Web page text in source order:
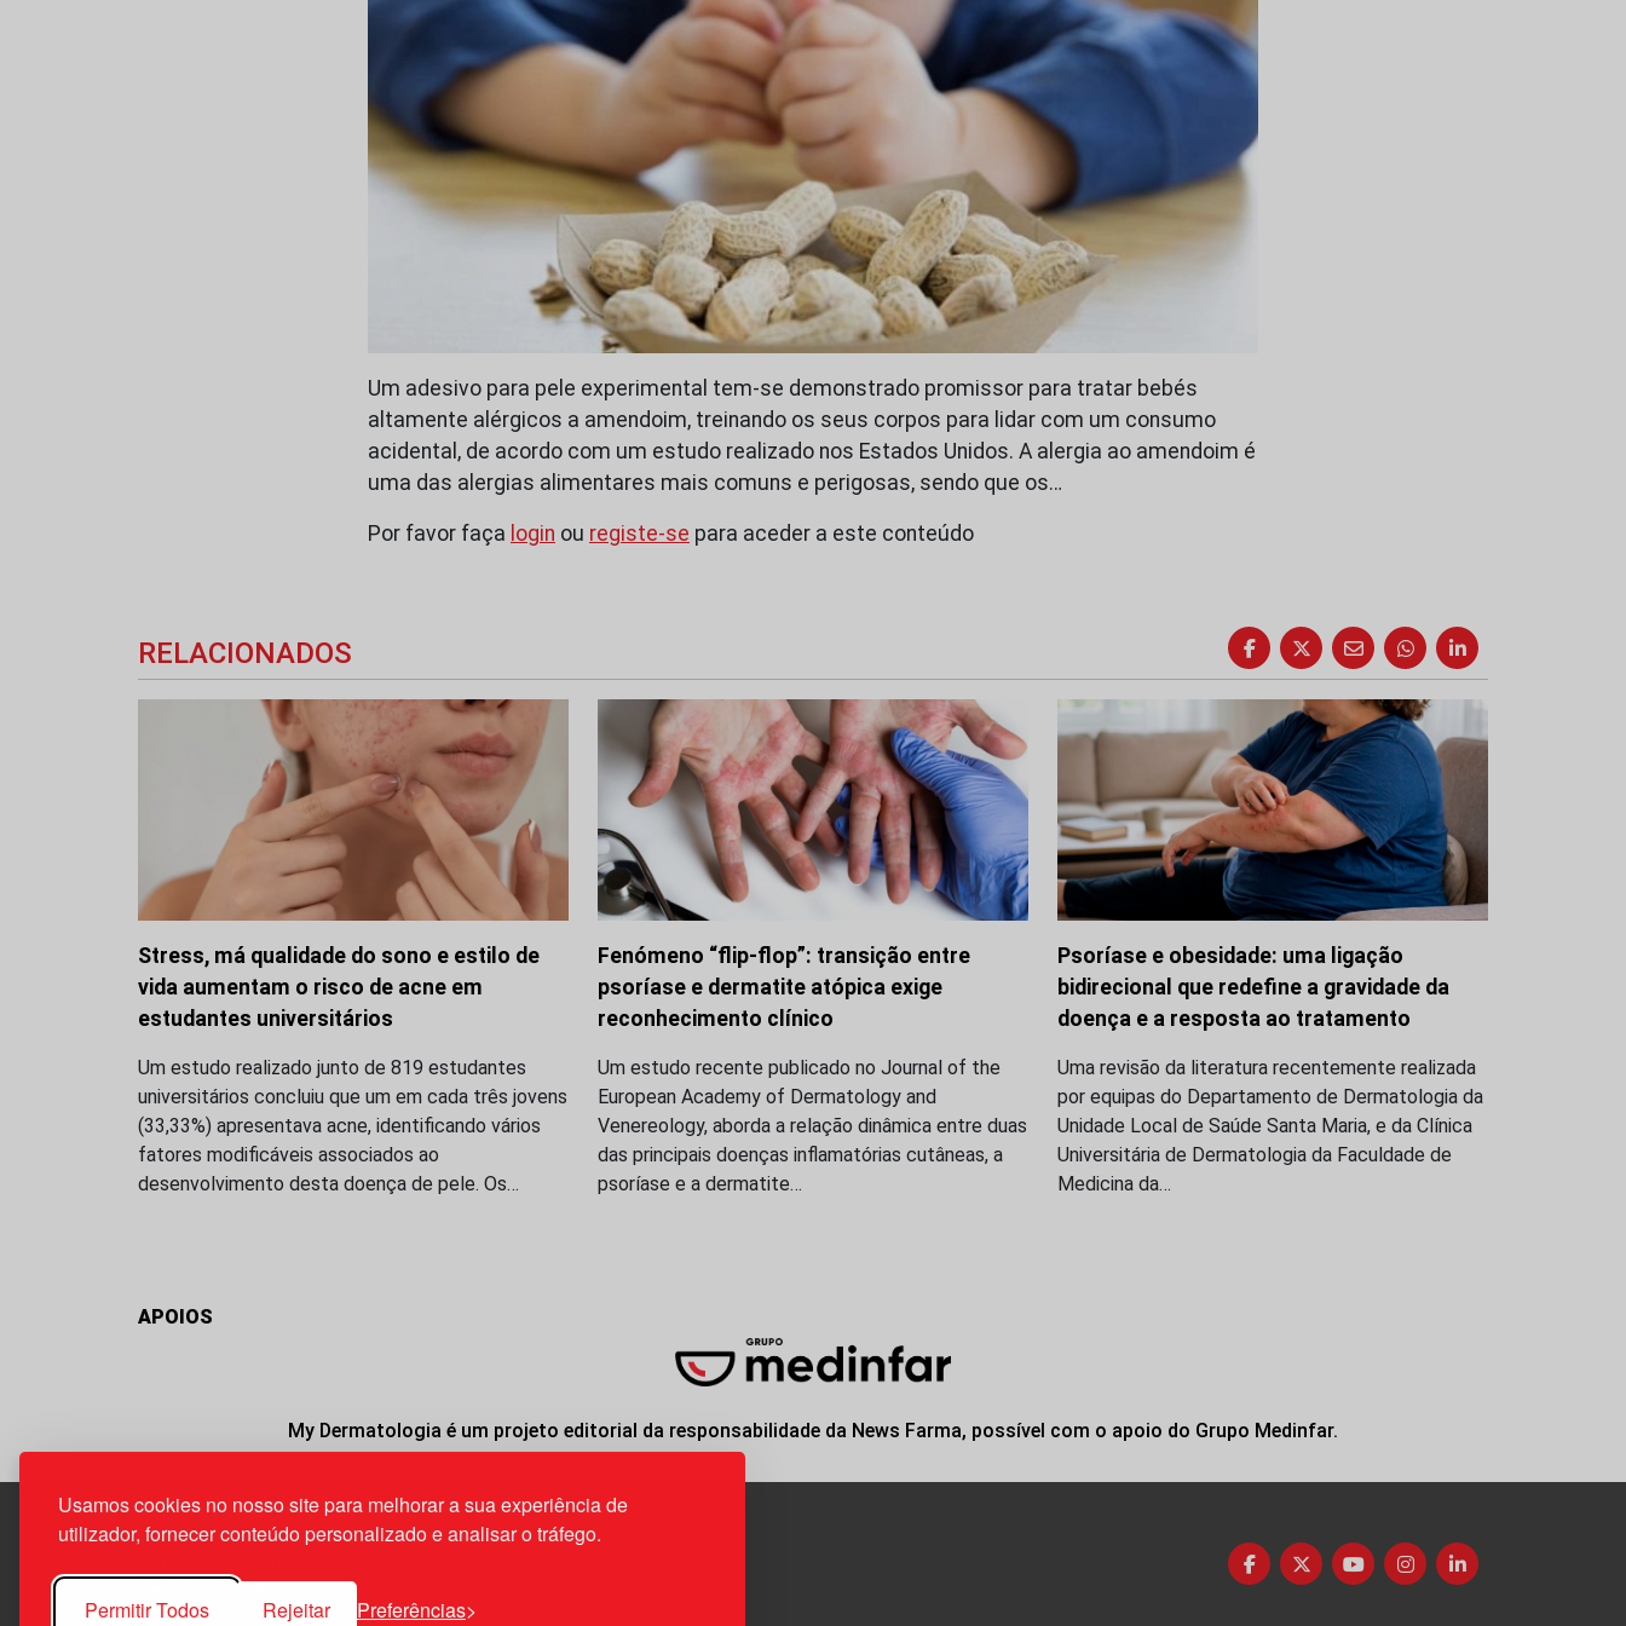
Usamos cookies no nosso site para melhorar a sua experiência de
utilizador, fornecer conteúdo personalizado e analisar o tráfego.
Permitir Todos Rejeitar Preferências
Um adesivo para pele experimental tem-se demonstrado promissor para tratar bebés
altamente alérgicos a amendoim, treinando os seus corpos para lidar com um consumo
acidental, de acordo com um estudo realizado nos Estados Unidos. A alergia ao amendoim é
uma das alergias alimentares mais comuns e perigosas, sendo que os…
Por favor faça login ou registe-se para aceder a este conteúdo
RELACIONADOS
Stress, má qualidade do sono e estilo de
vida aumentam o risco de acne em
estudantes universitários
Um estudo realizado junto de 819 estudantes
universitários concluiu que um em cada três jovens
(33,33%) apresentava acne, identificando vários
fatores modificáveis associados ao
desenvolvimento desta doença de pele. Os…
Fenómeno “flip-flop”: transição entre
psoríase e dermatite atópica exige
reconhecimento clínico
Um estudo recente publicado no Journal of the
European Academy of Dermatology and
Venereology, aborda a relação dinâmica entre duas
das principais doenças inflamatórias cutâneas, a
psoríase e a dermatite…
Psoríase e obesidade: uma ligação
bidirecional que redefine a gravidade da
doença e a resposta ao tratamento
Uma revisão da literatura recentemente realizada
por equipas do Departamento de Dermatologia da
Unidade Local de Saúde Santa Maria, e da Clínica
Universitária de Dermatologia da Faculdade de
Medicina da…
APOIOS
My Dermatologia é um projeto editorial da responsabilidade da News Farma, possível com o apoio do Grupo Medinfar.
1800-282 Lisboa | Portugal
21 850 40 65